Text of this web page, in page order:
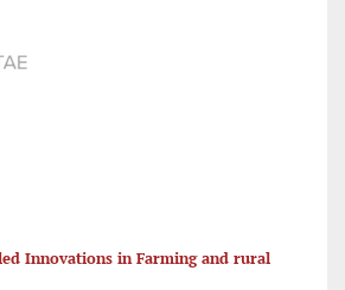
Innovations in Farming and rural